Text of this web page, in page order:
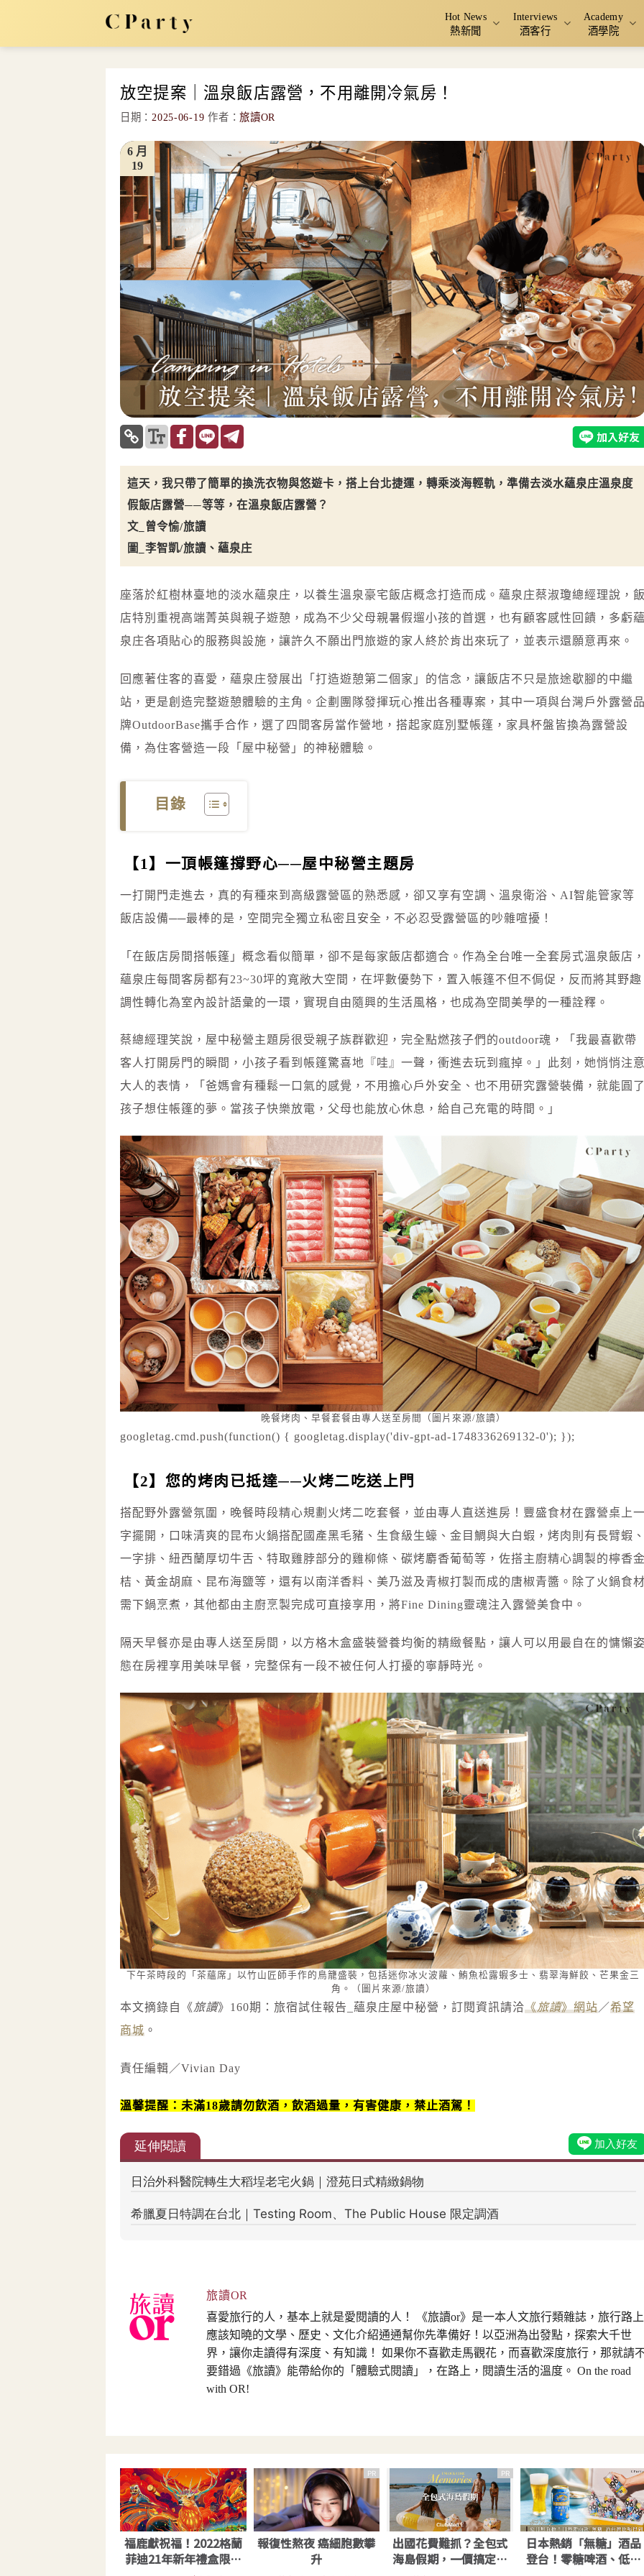
content
Hot News
熱新聞
Interviews
酒客行
Academy
酒學院
放空提案｜溫泉飯店露營，不用離開冷氣房！
日期： 2025-06-19 作者：旅讀OR
19
6 月
這天，我只帶了簡單的換洗衣物與悠遊卡，搭上台北捷運，轉乘淡海輕軌，準備去淡水蘊泉庄溫泉度
假飯店露營──等等，在溫泉飯店露營？
文_曾令愉/旅讀
圖_李智凱/旅讀、蘊泉庄
座落於紅樹林臺地的淡水蘊泉庄，以養生溫泉豪宅飯店概念打造而成。蘊泉庄蔡淑瓊總經理說，
店特別重視高端菁英與親子遊憩，成為不少父母親暑假遛小孩的首選，也有顧客感性回饋，多虧
泉庄各項貼心的服務與設施，讓許久不願出門旅遊的家人終於肯出來玩了，並表示還願意再來。
回應著住客的喜愛，蘊泉庄發展出「打造遊憩第二個家」的信念，讓飯店不只是旅途歇腳的中繼
站，更是創造完整遊憩體驗的主角。企劃團隊發揮玩心推出各種專案，其中一項與台灣戶外露營
牌OutdoorBase攜手合作，選了四間客房當作營地，搭起家庭別墅帳篷，家具杯盤皆換為露營設
備，為住客營造一段「屋中秘營」的神秘體驗。
目錄
【1】一頂帳篷撐野心──屋中秘營主題房
一打開門走進去，真的有種來到高級露營區的熟悉感，卻又享有空調、溫泉衛浴、AI智能管家等
飯店設備──最棒的是，空間完全獨立私密且安全，不必忍受露營區的吵雜喧擾！
「在飯店房間搭帳篷」概念看似簡單，卻不是每家飯店都適合。作為全台唯一全套房式溫泉飯店
蘊泉庄每間客房都有23~30坪的寬敞大空間，在坪數優勢下，置入帳篷不但不侷促，反而將其野趣
調性轉化為室內設計語彙的一環，實現自由隨興的生活風格，也成為空間美學的一種詮釋。
蔡總經理笑說，屋中秘營主題房很受親子族群歡迎，完全點燃孩子們的outdoor魂，「我最喜歡帶
客人打開房門的瞬間，小孩子看到帳篷驚喜地『哇』一聲，衝進去玩到瘋掉。」此刻，她悄悄注
大人的表情，「爸媽會有種鬆一口氣的感覺，不用擔心戶外安全、也不用研究露營裝備，就能圓
孩子想住帳篷的夢。當孩子快樂放電，父母也能放心休息，給自己充電的時間。」
晚餐烤肉、早餐套餐由專人送至房間（圖片來源/旅讀）
googletag.cmd.push(function() { googletag.display('div-gpt-ad-1748336269132-0'); });
【2】您的烤肉已抵達──火烤二吃送上門
搭配野外露營氛圍，晚餐時段精心規劃火烤二吃套餐，並由專人直送進房！豐盛食材在露營桌上
字擺開，口味清爽的昆布火鍋搭配國產黑毛豬、生食級生蠔、金目鯛與大白蝦，烤肉則有長臂蝦
一字排、紐西蘭厚切牛舌、特取雞脖部分的雞柳條、碳烤麝香葡萄等，佐搭主廚精心調製的檸香
桔、黃金胡麻、昆布海鹽等，還有以南洋香料、美乃滋及青椒打製而成的唐椒青醬。除了火鍋食
需下鍋烹煮，其他都由主廚烹製完成可直接享用，將Fine Dining靈魂注入露營美食中。
隔天早餐亦是由專人送至房間，以方格木盒盛裝營養均衡的精緻餐點，讓人可以用最自在的慵懶
態在房裡享用美味早餐，完整保有一段不被任何人打擾的寧靜時光。
下午茶時段的「茶蘊席」以竹山匠師手作的鳥籠盛裝，包括迷你冰火波蘿、鮪魚松露蝦多士、翡翠海鮮餃、芒果金三
角。（圖片來源/旅讀）
本文摘錄自《 旅讀》160期：旅宿試住報告_蘊泉庄屋中秘營，訂閱資訊請洽《旅讀》網站／希望
商城 。
責任編輯／Vivian Day
溫馨提醒：未滿18歲請勿飲酒，飲酒過量，有害健康，禁止酒駕！
旅讀OR
喜愛旅行的人，基本上就是愛閱讀的人！ 《旅讀or》是一本人文旅行類雜誌，旅行路上
應該知曉的文學、歷史、文化介紹通通幫你先準備好！以亞洲為出發點，探索大千世
界，讓你走讀得有深度、有知識！ 如果你不喜歡走馬觀花，而喜歡深度旅行，那就請
要錯過《旅讀》能帶給你的「體驗式閱讀」，在路上，閱讀生活的溫度。 On the road
with OR!
福鹿獻祝福！2022格蘭
菲迪21年新年禮盒限量
PR
報復性熬夜 癌細胞數攀
升
PR
出國花費難抓？全包式
海島假期，一價搞定食
日本熱銷「無糖」酒品
登台！零糖啤酒、低負